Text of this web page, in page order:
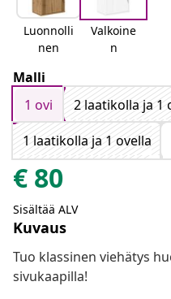
Luonnolli
nen
Valkoine
n
Malli
1 ovi
2 laatikolla ja 1
1 laatikolla ja 1 ovella
€ 80
Sisältää ALV
Kuvaus
Tuo klassinen viehätys
sivukaapilla!